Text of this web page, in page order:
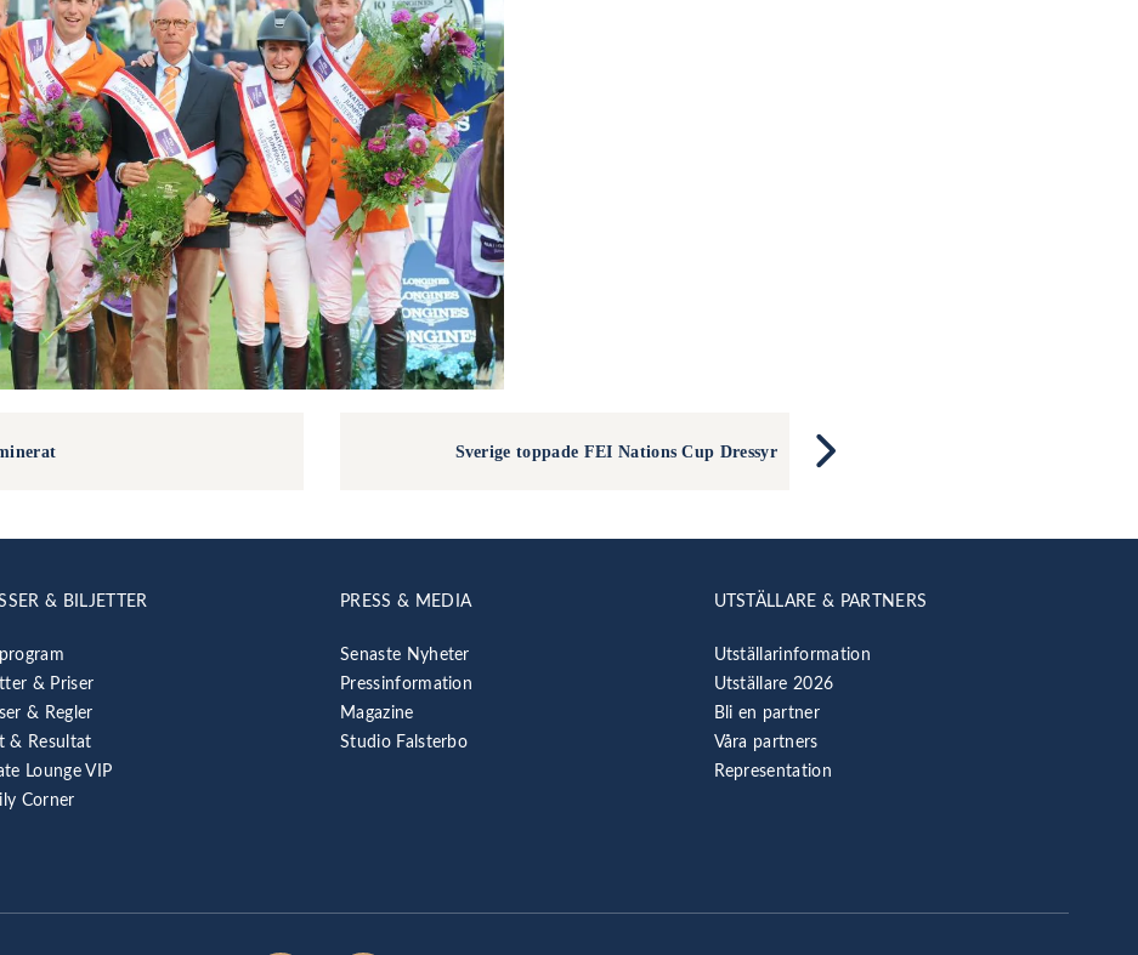
Sverige toppade FEI Nations Cup Dressyr
& BILJETTER
& Priser
& Regler
& Resultat
Lounge VIP
Corner
PRESS & MEDIA
Senaste Nyheter
Pressinformation
Magazine
Studio Falsterbo
UTSTÄLLARE & PARTNERS
Utställarinformation
Utställare 2026
Bli en partner
Våra partners
Representation